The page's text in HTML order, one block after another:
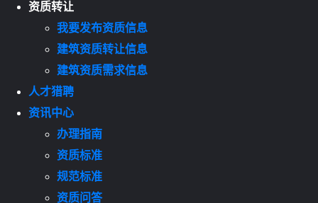
资质转让
我要发布资质信息
建筑资质转让信息
建筑资质需求信息
人才猎聘
资讯中心
办理指南
资质标准
规范标准
资质问答